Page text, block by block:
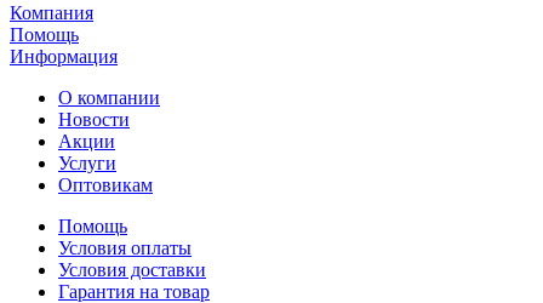
Компания
Помощь
Информация
О компании
Новости
Акции
Услуги
Оптовикам
Помощь
Условия оплаты
Условия доставки
Гарантия на товар